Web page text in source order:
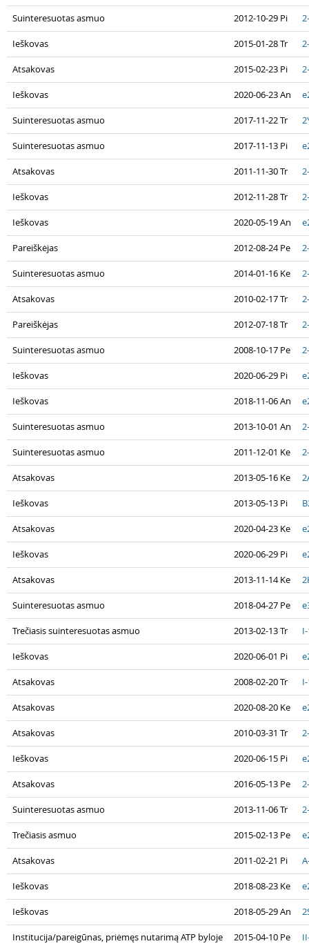
Suinteresuotas asmuo 2012-10-29 Pi
Ieškovas 2015-01-28 Tr
Atsakovas 2015-02-23 Pi
Ieškovas 2020-06-23 An
Suinteresuotas asmuo 2017-11-22 Tr
Suinteresuotas asmuo 2017-11-13 Pi
Atsakovas 2011-11-30 Tr
Ieškovas 2012-11-28 Tr
Ieškovas 2020-05-19 An
Pareiškėjas 2012-08-24 Pe
Suinteresuotas asmuo 2014-01-16 Ke
Atsakovas 2010-02-17 Tr
Pareiškėjas 2012-07-18 Tr
Suinteresuotas asmuo 2008-10-17 Pe
Ieškovas 2020-06-29 Pi
Ieškovas 2018-11-06 An
Suinteresuotas asmuo 2013-10-01 An
Suinteresuotas asmuo 2011-12-01 Ke
Atsakovas 2013-05-16 Ke
Ieškovas 2013-05-13 Pi
Atsakovas 2020-04-23 Ke
Ieškovas 2020-06-29 Pi
Atsakovas 2013-11-14 Ke
Suinteresuotas asmuo 2018-04-27 Pe
Trečiasis suinteresuotas asmuo 2013-02-13 Tr
Ieškovas 2020-06-01 Pi
Atsakovas 2008-02-20 Tr
Atsakovas 2020-08-20 Ke
Atsakovas 2010-03-31 Tr
Ieškovas 2020-06-15 Pi
Atsakovas 2016-05-13 Pe
Suinteresuotas asmuo 2013-11-06 Tr
Trečiasis asmuo 2015-02-13 Pe
Atsakovas 2011-02-21 Pi
Ieškovas 2018-08-23 Ke
Ieškovas 2018-05-29 An
Institucija/pareigūnas, priėmęs nutarimą ATP byloje 2015-04-10 Pe